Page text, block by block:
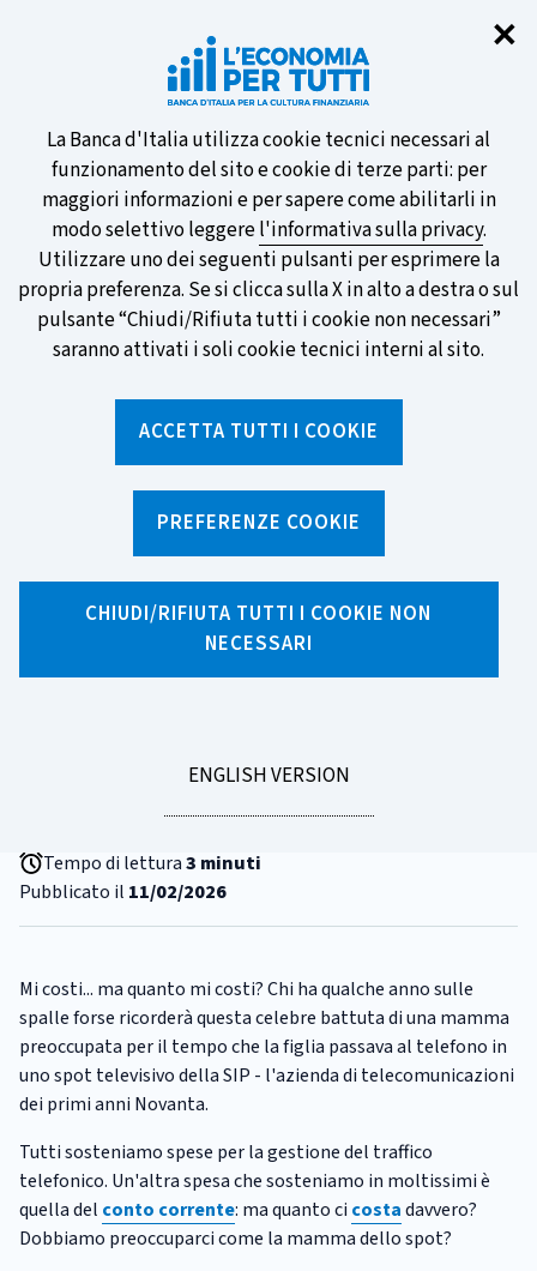
✕
Informativa
sui
cookie
La Banca d'Italia utilizza cookie tecnici necessari al
funzionamento del sito e cookie di terze parti: per
maggiori informazioni e per sapere come abilitarli in
modo selettivo leggerel'informativa sulla privacy.
Utilizzare uno dei seguenti pulsanti per esprimere la
propria preferenza. Se si clicca sulla X in alto a destra o sul
pulsante “Chiudi/Rifiuta tutti i cookie non necessari”
saranno attivati i soli cookie tecnici interni al sito.
ACCETTA TUTTI I COOKIE
PREFERENZE COOKIE
CHIUDI/RIFIUTA TUTTI I COOKIE NON
NECESSARI
GO
ENGLISH VERSION
Partecipa al sondaggio della BCE
sulle nuove banconote e vota la tua
preferita!
SCOPRI DI PIÙ
Facebook
LinkedinWhatsApp
Email
L'indagine della Banca d'Italia
sui conti correnti
CATEGORIA:
CONTO CORRENTE
Tempo di lettura3 minuti
Pubblicato il 11/02/2026
Mi costi... ma quanto mi costi? Chi ha qualche anno sulle
spalle forse ricorderà questa celebre battuta di una mamma
preoccupata per il tempo che la figlia passava al telefono in
uno spot televisivo della SIP - l'azienda di telecomunicazioni
dei primi anni Novanta.
Tutti sosteniamo spese per la gestione del traffico
telefonico. Un'altra spesa che sosteniamo in moltissimi è
quella del conto corrente: ma quanto ci costadavvero?
Dobbiamo preoccuparci come la mamma dello spot?